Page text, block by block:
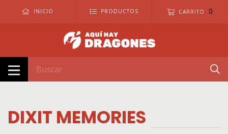
INICIO PRODUCTOS CARRITO 0
DIXIT MEMORIES